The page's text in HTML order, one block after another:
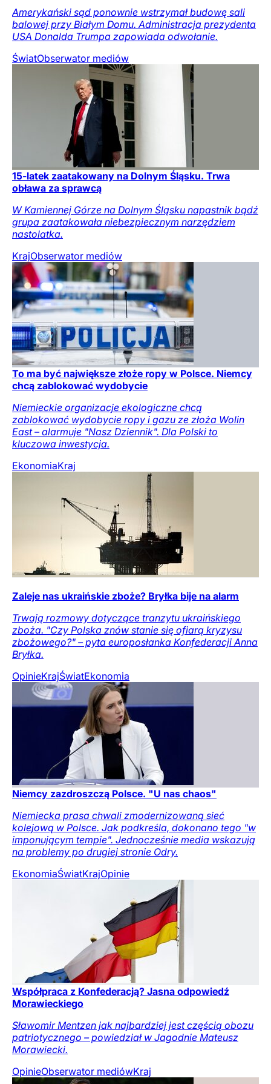
Amerykański sąd ponownie wstrzymał budowę sali
balowej przy Białym Domu. Administracja prezydenta
USA Donalda Trumpa zapowiada odwołanie.
ŚwiatObserwator mediów
15-latek zaatakowany na Dolnym Śląsku. Trwa
obława za sprawcą
W Kamiennej Górze na Dolnym Śląsku napastnik bądź
grupa zaatakowała niebezpiecznym narzędziem
nastolatka.
KrajObserwator mediów
To ma być największe złoże ropy w Polsce. Niemcy
chcą zablokować wydobycie
Niemieckie organizacje ekologiczne chcą
zablokować wydobycie ropy i gazu ze złoża Wolin
East – alarmuje "Nasz Dziennik". Dla Polski to
kluczowa inwestycja.
EkonomiaKraj
Zaleje nas ukraińskie zboże? Bryłka bije na alarm
Trwają rozmowy dotyczące tranzytu ukraińskiego
zboża. "Czy Polska znów stanie się ofiarą kryzysu
zbożowego?" – pyta europosłanka Konfederacji Anna
Bryłka.
OpinieKrajŚwiatEkonomia
Niemcy zazdroszczą Polsce. "U nas chaos"
Niemiecka prasa chwali zmodernizowaną sieć
kolejową w Polsce. Jak podkreśla, dokonano tego "w
imponującym tempie". Jednocześnie media wskazują
na problemy po drugiej stronie Odry.
EkonomiaŚwiatKrajOpinie
Współpraca z Konfederacją? Jasna odpowiedź
Morawieckiego
Sławomir Mentzen jak najbardziej jest częścią obozu
patriotycznego – powiedział w Jagodnie Mateusz
Morawiecki.
OpinieObserwator mediówKraj